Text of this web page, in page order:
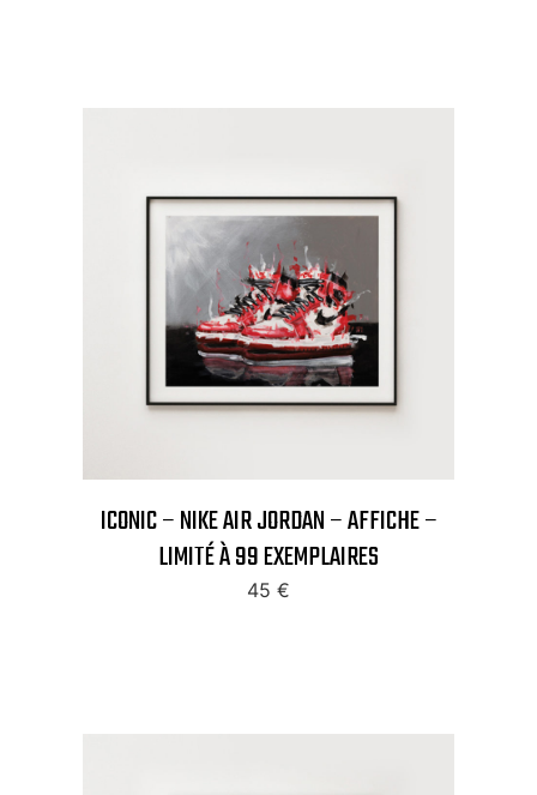
ICONIC – NIKE AIR JORDAN – AFFICHE –
LIMITÉ À 99 EXEMPLAIRES
45 €